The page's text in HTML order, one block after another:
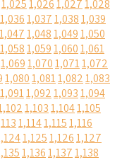
1,0251,0261,0271,028
1,0361,0371,0381,039
1,0471,0481,0491,050
1,0581,0591,0601,061
1,0691,0701,0711,072
1,0801,0811,0821,083
1,0911,0921,0931,094
1,1031,1041,105
1,1141,1151,116
1,1251,1261,127
1,1361,1371,138